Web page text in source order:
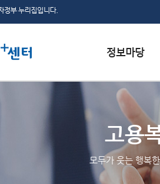
서식자료실
채용정보
인재정보
관련사이트
고용
모두가 웃는 행복